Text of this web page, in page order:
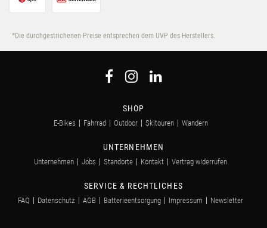
*Die durchgestrichenen Preise entsprechen dem UVP des Herstellers.
SHOP
E-Bikes Fahrrad Outdoor Skitouren Wandern
UNTERNEHMEN
Unternehmen Jobs Standorte Kontakt Vertrag widerrufen
SERVICE & RECHTLICHES
FAQ Datenschutz AGB Batterieentsorgung Impressum Newsletter